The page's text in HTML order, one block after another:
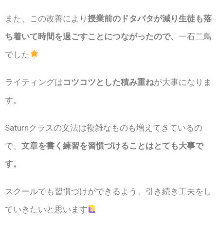
また、この改善により 授業前のドタバタが減り生徒も落
ち着いて時間を過ごすことにつながったので、 一石二鳥
でした
ライティングはコツコツとした積み重ねが大事になりま
す。
Saturnクラスの文法は複雑なものも増えてきているの
で、 文章を書く練習を習慣づけることはとても大事で
す。
スクールでも習慣づけができるよう、引き続き工夫をし
ていきたいと思います